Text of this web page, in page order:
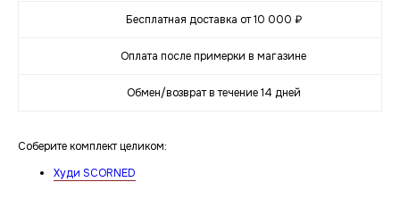
Бесплатная доставка от 10 000 ₽
Оплата после примерки в магазине
Обмен/возврат в течение 14 дней
Соберите комплект целиком:
Худи SCORNED